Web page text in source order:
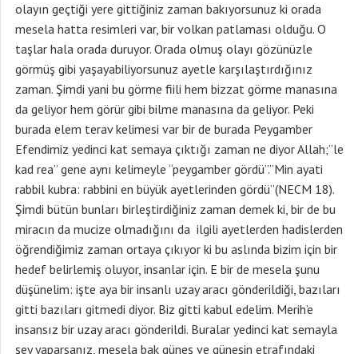
olayın geçtiği yere gittiğiniz zaman bakıyorsunuz ki orada
mesela hatta resimleri var, bir volkan patlaması olduğu. O
taşlar hala orada duruyor. Orada olmuş olayı gözünüzle
görmüş gibi yaşayabiliyorsunuz ayetle karşılaştırdığınız
zaman. Şimdi yani bu görme fiili hem bizzat görme manasına
da geliyor hem görür gibi bilme manasına da geliyor. Peki
burada elem terav kelimesi var bir de burada Peygamber
Efendimiz yedinci kat semaya çıktığı zaman ne diyor Allah;”le
kad rea” gene aynı kelimeyle “peygamber gördü”.”Min ayati
rabbil kubra: rabbini en büyük ayetlerinden gördü”(NECM 18).
Şimdi bütün bunları birleştirdiğiniz zaman demek ki, bir de bu
miracın da mucize olmadığını da ilgili ayetlerden hadislerden
öğrendiğimiz zaman ortaya çıkıyor ki bu aslında bizim için bir
hedef belirlemiş oluyor, insanlar için. E bir de mesela şunu
düşünelim: işte aya bir insanlı uzay aracı gönderildiği, bazıları
gitti bazıları gitmedi diyor. Biz gitti kabul edelim. Merih’e
insansız bir uzay aracı gönderildi. Buralar yedinci kat semayla
şey yaparsanız, mesela bak güneş ve güneşin etrafındaki